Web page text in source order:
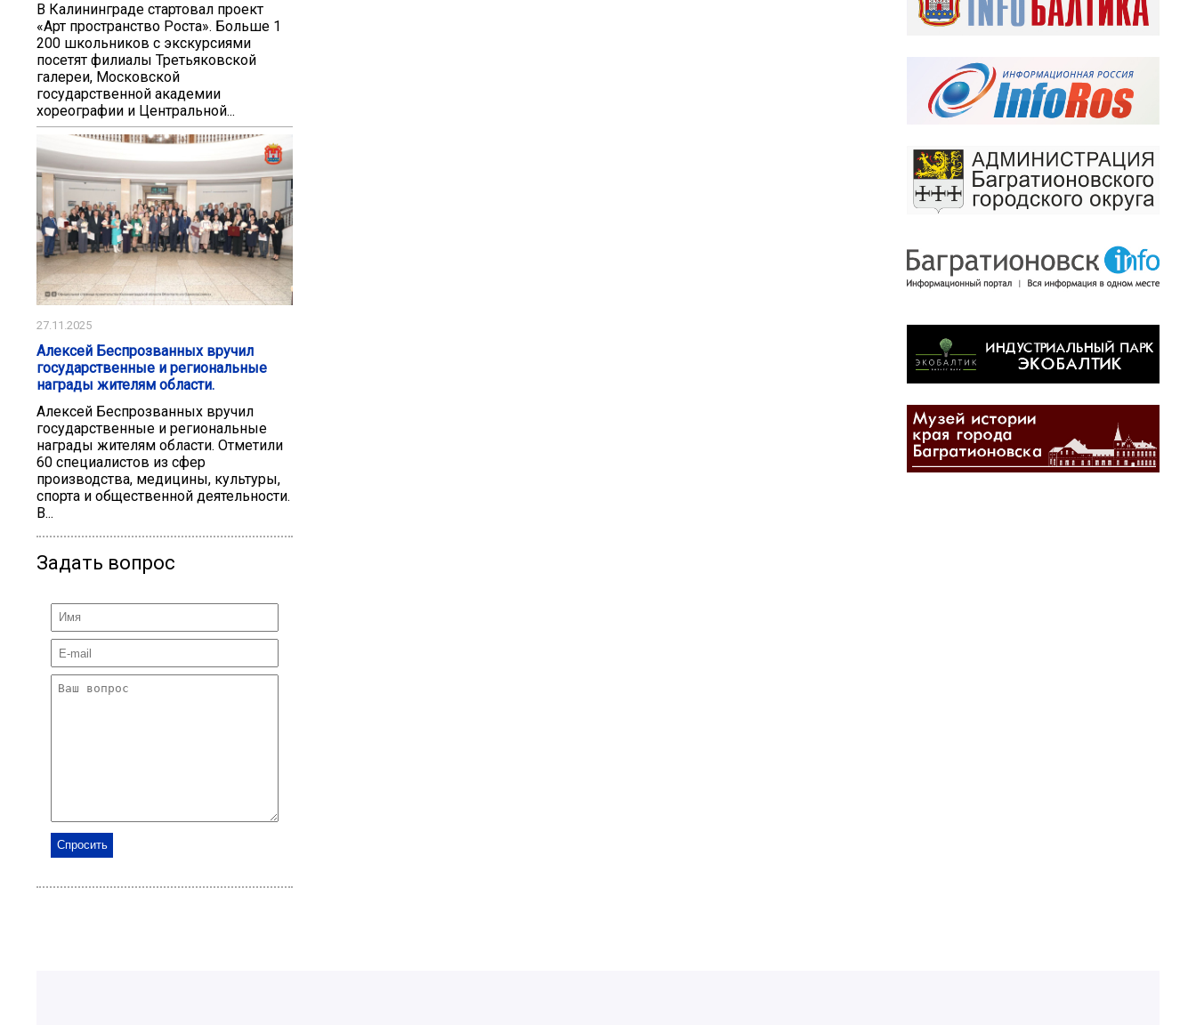
В Калининграде стартовал проект
«Арт пространство Роста». Больше 1
200 школьников с экскурсиями
посетят филиалы Третьяковской
галереи, Московской
государственной академии
хореографии и Центральной...
27.11.2025
Алексей Беспрозванных вручил
государственные и региональные
награды жителям области.
Алексей Беспрозванных вручил
государственные и региональные
награды жителям области. Отметили
60 специалистов из сфер
производства, медицины, культуры,
спорта и общественной деятельности.
В...
Задать вопрос